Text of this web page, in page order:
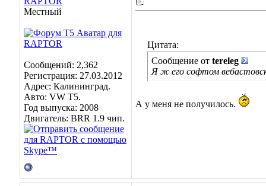
Местный
Сообщений: 2,362
Регистрация: 27.03.2012
Адрес: Калининград.
Авто: VW Т5.
Год выпуска: 2008
Двигатель: BRR 1.9 чип.
Цитата:
Сообщение от tereleg
Я ж его софтом
А у меня не получилось.